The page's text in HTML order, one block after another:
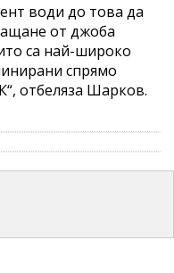
води до това да
от джоба
са най-широко
спрямо
отбеляза Шарков.